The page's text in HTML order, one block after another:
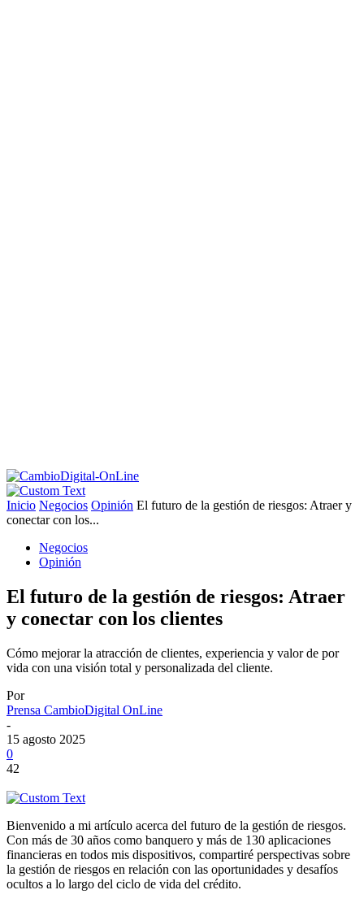
Inicio Negocios Opinión El futuro de la gestión de riesgos: Atraer y
conectar con los...
Negocios
Opinión
El futuro de la gestión de riesgos: Atraer
y conectar con los clientes
Cómo mejorar la atracción de clientes, experiencia y valor de por
vida con una visión total y personalizada del cliente.
Por
Prensa CambioDigital OnLine
-
15 agosto 2025
0
42
Bienvenido a mi artículo acerca del futuro de la gestión de riesgos.
Con más de 30 años como banquero y más de 130 aplicaciones
financieras en todos mis dispositivos, compartiré perspectivas sobre
la gestión de riesgos en relación con las oportunidades y desafíos
ocultos a lo largo del ciclo de vida del crédito.